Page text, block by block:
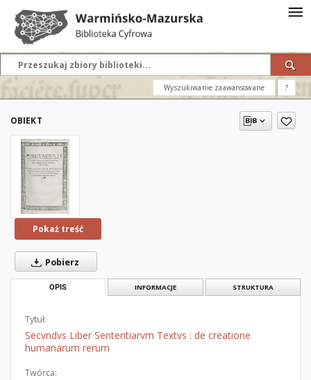
Wyszukiwanie zaawansowane ?
OBIEKT
Pokaż treść
Pobierz
OPIS INFORMACJE STRUKTURA
Tytuł:
Secvndvs Liber Sententiarvm Textvs : de creatione
humanarum rerum
Twórca: